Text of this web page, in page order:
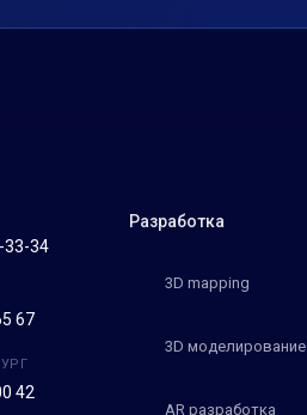
33-34
67
42
Разработка
3D mapping
3D моделирование
AR разработка